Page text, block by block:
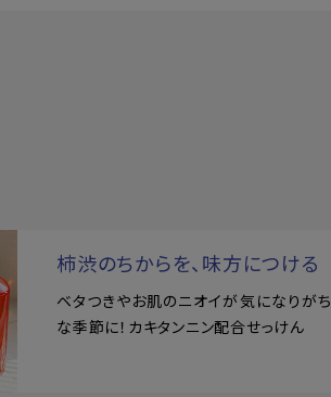
柿渋のちからを、味方につける
ベタつきやお肌のニオイが気になりがち
な季節に！カキタンニン配合せっけん